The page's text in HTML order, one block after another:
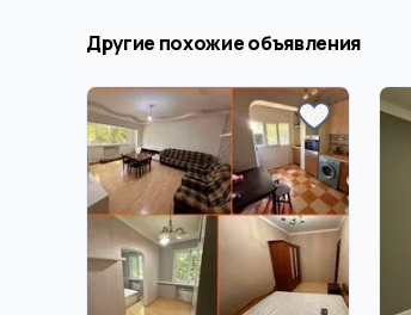
Другие похожие объявления